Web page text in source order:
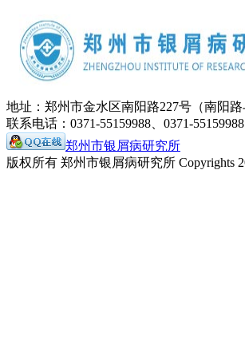
地址：郑州市金水区南阳路227号（南阳
联系电话：0371-55159988、0371-55159988
郑州市银屑病研究所
版权所有 郑州市银屑病研究所 Copyrights